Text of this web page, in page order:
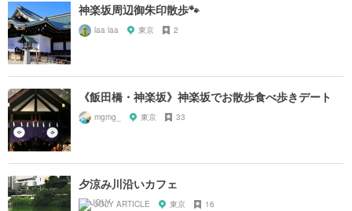
神楽坂周辺御朱印散歩🐾‪
laa laa 東京 2
《飯田橋・神楽坂》神楽坂でお散歩食べ歩きデート
mgmg_ 東京 33
夕涼み川沿いカフェ
JOLY ARTICLE 東京 16